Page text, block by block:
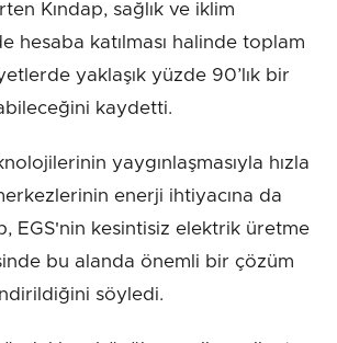
Kındap, sağlık ve iklim
hesaba katılması halinde toplam
yaklaşık yüzde 90’lık bir
kaydetti.
yaygınlaşmasıyla hızla
enerji ihtiyacına da
EGS'nin kesintisiz elektrik üretme
bu alanda önemli bir çözüm
söyledi.